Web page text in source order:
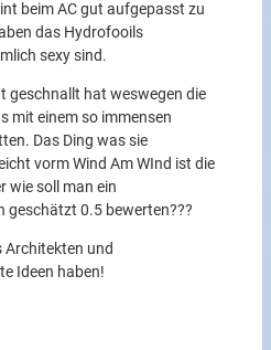
beim AC gut aufgepasst zu
das Hydrofooils
sexy sind.
geschnallt hat weswegen die
mit einem so immensen
Das Ding was sie
vorm Wind Am WInd ist die
wie soll man ein
geschätzt 0.5 bewerten???
Architekten und
Ideen haben!